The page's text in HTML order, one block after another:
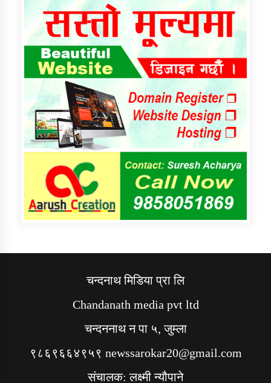
चन्दनाथ मिडिया प्रा लि
Chandanath media pvt ltd
चन्दननाथ न पा ५, जुम्ला
९८६९६६४९५९ newssarokar20@gmail.com
संचालक: लक्ष्मी न्यौपाने